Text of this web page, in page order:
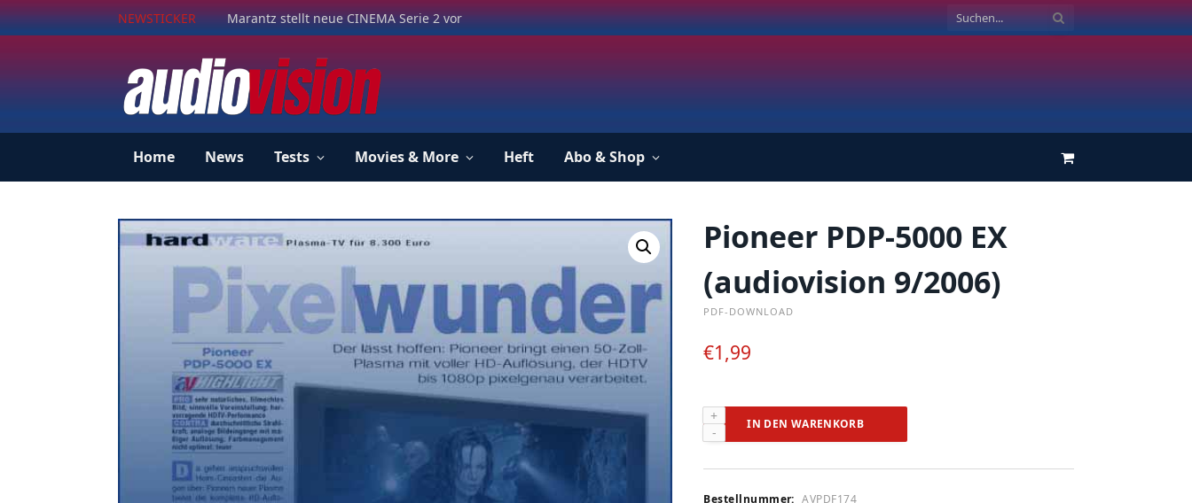
NEWSTICKER Marantz stellt neue CINEMA Serie 2 vor
Home News Tests Movies & More Heft Abo & Shop Einkaufswagen
Pioneer PDP-5000 EX
(audiovision 9/2006)
PDF-DOWNLOAD
€1,99
Pioneer
PDP-
EX
IN DEN WARENKORB
Bestellnummer: AVPDF174